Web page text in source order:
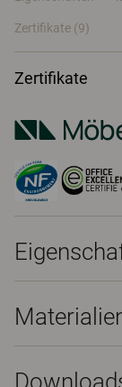
Zertifikate (9)
Zertifikate